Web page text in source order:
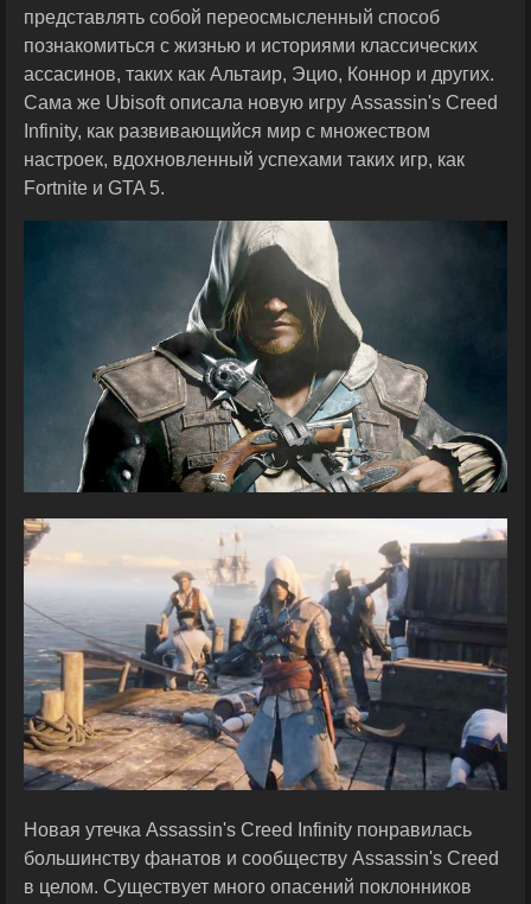
представлять собой переосмысленный способ
познакомиться с жизнью и историями классических
ассасинов, таких как Альтаир, Эцио, Коннор и других.
Сама же Ubisoft описала новую игру Assassin's Creed
Infinity, как развивающийся мир с множеством
настроек, вдохновленный успехами таких игр, как
Fortnite и GTA 5.
Новая утечка Assassin's Creed Infinity понравилась
большинству фанатов и сообществу Assassin's Creed
в целом. Существует много опасений поклонников